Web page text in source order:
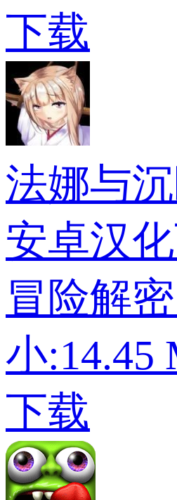
下载
法娜与
安卓汉
冒险解密
小:14.45
下载